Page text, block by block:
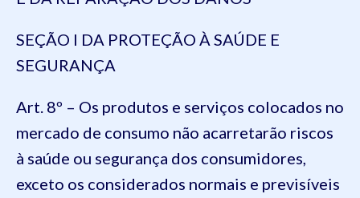
SEÇÃO I DA PROTEÇÃO À SAÚDE E
SEGURANÇA
Art. 8º – Os produtos e serviços colocados no
mercado de consumo não acarretarão riscos
à saúde ou segurança dos consumidores,
exceto os considerados normais e previsíveis